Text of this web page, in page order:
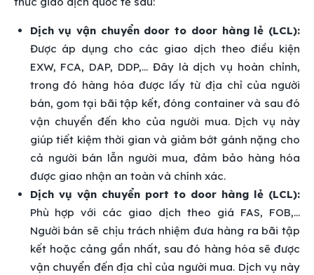
Dịch vụ vận chuyển door to door hàng lẻ (LCL):
Được áp dụng cho các giao dịch theo điều kiện
EXW, FCA, DAP, DDP,… Đây là dịch vụ hoàn chỉnh,
trong đó hàng hóa được lấy từ địa chỉ của người
bán, gom tại bãi tập kết, đóng container và sau đó
vận chuyển đến kho của người mua. Dịch vụ này
giúp tiết kiệm thời gian và giảm bớt gánh nặng cho
cả người bán lẫn người mua, đảm bảo hàng hóa
được giao nhận an toàn và chính xác.
Dịch vụ vận chuyển port to door hàng lẻ (LCL):
Phù hợp với các giao dịch theo giá FAS, FOB,…
Người bán sẽ chịu trách nhiệm đưa hàng ra bãi tập
kết hoặc cảng gần nhất, sau đó hàng hóa sẽ được
vận chuyển đến địa chỉ của người mua. Dịch vụ này